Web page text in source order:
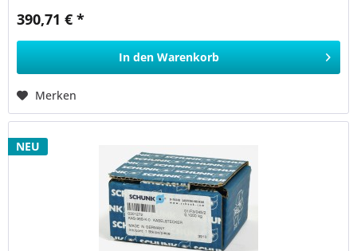
390,71 € *
In den Warenkorb
Merken
NEU